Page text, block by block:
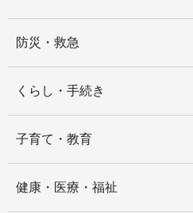
防災・救急
くらし・手続き
子育て・教育
健康・医療・福祉